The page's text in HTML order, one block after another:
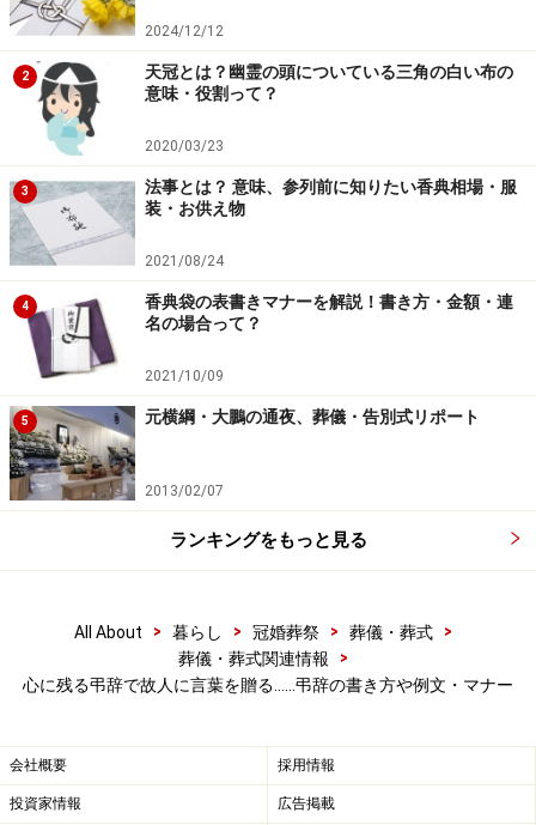
「弔辞」。故人の略歴を紹介し、美辞麗句で賛辞、最後
はおきまりの文句で送る……、そんな味気ない弔辞がある
のも現実。涙を誘うような演出をする必要はありません
が、故人と関係が深かった人が弔辞を捧げるわけですか
ら、その人らしい言葉で見送ってあげてほしいもので
す。
では、弔辞を頼まれたらどうしたら良いでしょうか。
弔辞を頼まれたら断らない。遺族の気持ち
に応えましょう
を表現するひとつの手段として、その人らしい便せんや用紙
を選んで使用する人もいます。
たい！」とよくよく考えて依頼するものです。「人前で
話すのは得意ではないから。」「文章が下手だから。」
2024/12/12
2
天冠とは？幽霊の頭についている三角の白い布の
意味・役割って？
2020/03/23
3
法事とは？ 意味、参列前に知りたい香典相場・服
装・お供え物
2021/08/24
4
香典袋の表書きマナーを解説！書き方・金額・連
名の場合って？
2021/10/09
5 元横綱・大鵬の通夜、葬儀・告別式リポート
2013/02/07
ランキングをもっと見る
All About > 暮らし > 冠婚葬祭 > 葬儀・葬式
>
葬儀・葬式関連情報
>
心に残る弔辞で故人に言葉を贈る……弔辞の書き方や例文・マナー
会社概要 採用情報
投資家情報 広告掲載